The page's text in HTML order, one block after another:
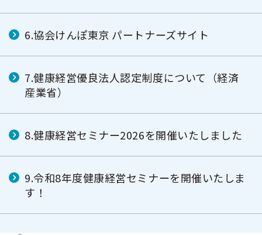
6.協会けんぽ東京 パートナーズサイト
7.健康経営優良法人認定制度について（経済
産業省）
8.健康経営セミナー2026を開催いたしました
9.令和8年度健康経営セミナーを開催いたしま
す！